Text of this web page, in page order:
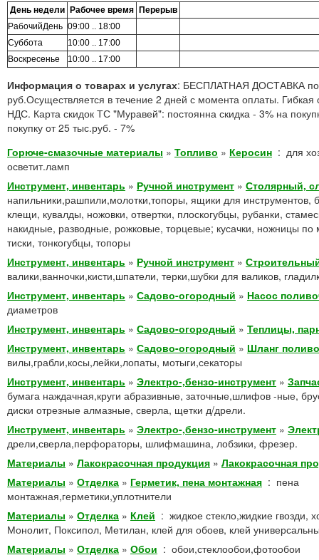
День недели Рабочее время
Перерыв
РабочийДень 09:00 .. 18:00
Суббота
10:00 .. 17:00
Воскресенье
10:00 .. 17:00
Информация о товарах и услугах: БЕСПЛАТНАЯ ДОСТАВКА по
руб.Осуществляется в течение 2 дней с момента оплаты. Гибкая
НДС. Карта скидок ТС "Муравей": постоянна скидка - 3% на
покупку от 25 тыс.руб. - 7%
Горюче-смазочные материалы » Топливо » Керосин : для
осветит.ламп
Инструмент, инвентарь » Ручной инструмент » Столярный,
напильники,рашпили,молотки,топоры, ящики для инструментов,
клещи, кувалды, ножовки, отвертки, плоскогубцы, рубанки,
накидные, разводные, рожковые, торцевые; кусачки, ножницы
тиски, тонкогубцы, топоры
Инструмент, инвентарь » Ручной инструмент »
валики,ванночки,кисти,шпатели, терки,шубки для валиков,
Инструмент, инвентарь » Садово-огородный » Насос
диаметров
Инструмент, инвентарь » Садово-огородный » Теплицы,
Инструмент, инвентарь » Садово-огородный » Шланг
вилы,грабли,косы,лейки,лопаты, мотыги,секаторы
Инструмент, инвентарь » Электро-,бензо-инструмент »
бумага наждачная,круги абразивные, заточные,шлифов -ные,
диски отрезные алмазные, сверла, щетки д/дрели.
Инструмент, инвентарь » Электро-,бензо-инструмент »
дрели,сверла,перфораторы, шлифмашина, лобзики, фрезер.
Материалы » Лакокрасочная продукция » Лакокрасочная
Материалы » Отделка » Герметик, пена монтажная : пена
монтажная,герметики,уплотнители
Материалы » Отделка » Клей : жидкое стекло,жидкие гвозди,
Монолит, Поксипол, Метилан, клей для обоев, клей
Материалы » Отделка » Обои : обои,стеклообои,фотообои